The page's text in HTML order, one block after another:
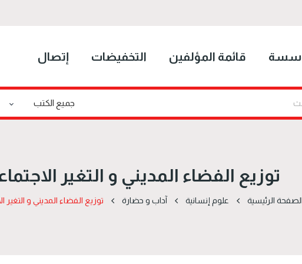
قائمة المؤلفين التخفيضات إتصال
توزيع الفضاء المديني و التغير
الصفحة الرئيسية علوم إنسانية آداب و حضارة توزيع الفضاء المديني و التغير